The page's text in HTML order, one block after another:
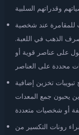
للمقامرة عند شخصية
الذهب في اللعبة.
على عناصر قوية أو
تخزين إضافية
يحبون جمع المعدات
رونات التكسير من